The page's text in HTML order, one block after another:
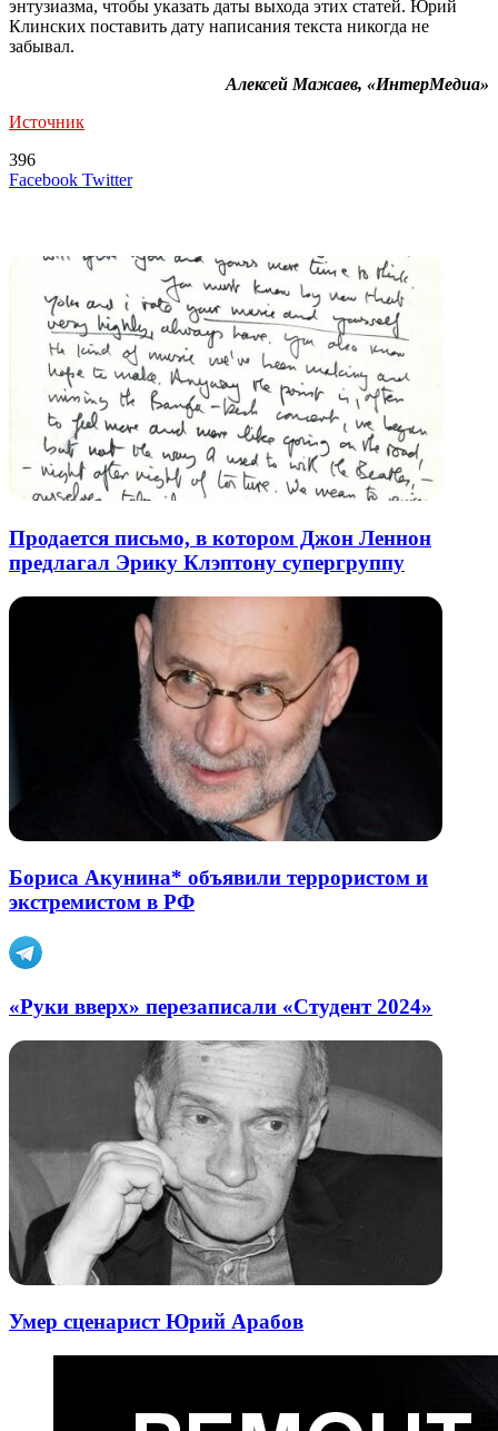
энтузиазма, чтобы указать даты выхода этих статей. Юрий
Клинских поставить дату написания текста никогда не
забывал.
Алексей Мажаев, «ИнтерМедиа»
Источник
396
Facebook TwitterLinkedIn
Tumblr
Reddit
Вконтакте
Одноклассники
Skype
Messenger
Messenger
WhatsApp
Telegram
Viber
Line
Поделиться
Печатать
Продается письмо, в котором Джон Леннон
предлагал Эрику Клэптону супергруппу
Бориса Акунина* объявили террористом и
экстремистом в РФ
«Руки вверх» перезаписали «Студент 2024»
Умер сценарист Юрий Арабов